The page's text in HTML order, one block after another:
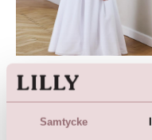
Samtycke
Communion Dress
kr 3 699,00